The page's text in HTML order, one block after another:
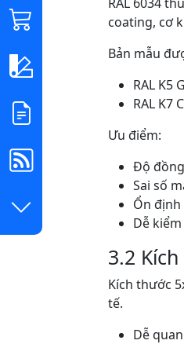
coating, cơ
Bản mẫu
RAL K5
RAL K7
Ưu điểm:
Độ
Sai số
Ổn
Dễ
3.2
Kích thước
tế.
Dễ